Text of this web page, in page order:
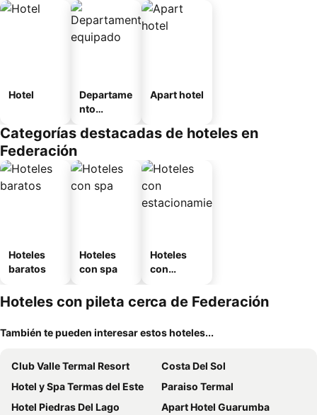
Hotel
Departame
nto
Apart hotel
Categorías destacadas de hoteles en
Federación
Hoteles
baratos
Hoteles
con spa
Hoteles
con
miento
Hoteles con pileta cerca de Federación
También te pueden interesar estos hoteles...
Club Valle Termal Resort
Costa Del Sol
Hotel y Spa Termas del Este
Paraiso Termal
Hotel Piedras Del Lago
Apart Hotel Guarumba